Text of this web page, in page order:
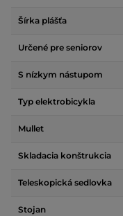
Šírka plášťa
Určené pre seniorov
S nízkym nástupom
Typ elektrobicykla
Mullet
Skladacia konštrukcia
Teleskopická sedlovka
Stojan